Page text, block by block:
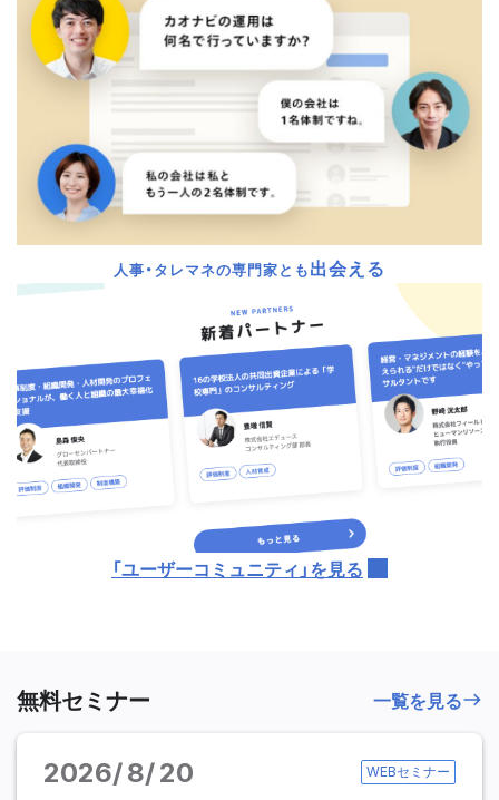
無料セミナー
2026 8 20 WEBセミナー
一覧を見る
人事・タレマネの専門家とも出会える
「ユーザーコミュニティ」を見る